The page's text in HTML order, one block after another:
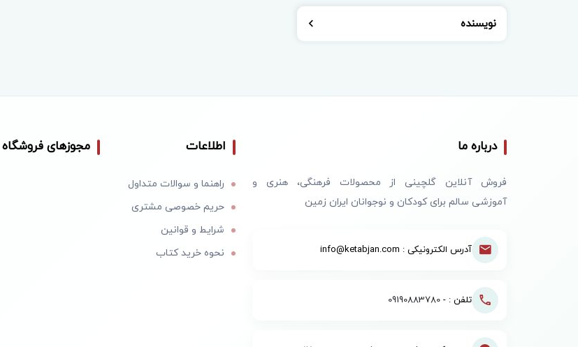
نویسنده
درباره ما
فروش آنلاین گلچینی از محصولات فرهنگی، هنری و
آموزشی سالم برای کودکان و نوجوانان ایران زمین
آدرس الکترونیکی : info@ketabjan.com
تلفن : - 09190883780
اطلاعات
راهنما و سوالات متداول
حریم خصوصی مشتری
شرایط و قوانین
نحوه خرید کتاب
مجوزهای فروشگاه